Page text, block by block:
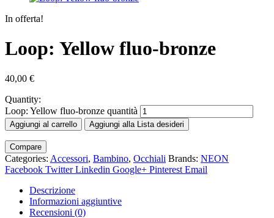
In offerta!
Loop: Yellow fluo-bronze
40,00 €
Quantity:
Loop: Yellow fluo-bronze quantità
Aggiungi al carrello Aggiungi alla Lista desideri
Compare
Categories: Accessori, Bambino, Occhiali Brands: NEON
Facebook Twitter Linkedin Google+ Pinterest Email
Descrizione
Informazioni aggiuntive
Recensioni (0)